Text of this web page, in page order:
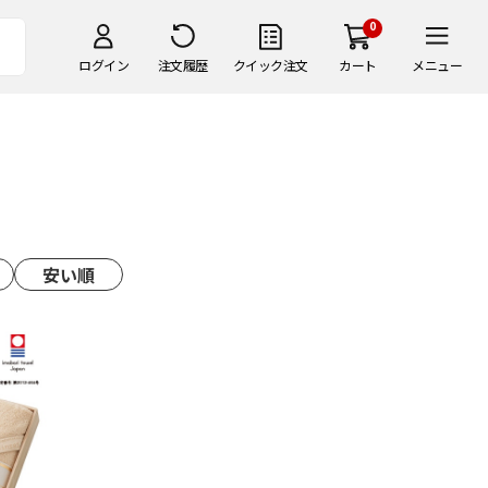
ログイン 注文履歴 クイック注文
0
カート メニュー
安い順